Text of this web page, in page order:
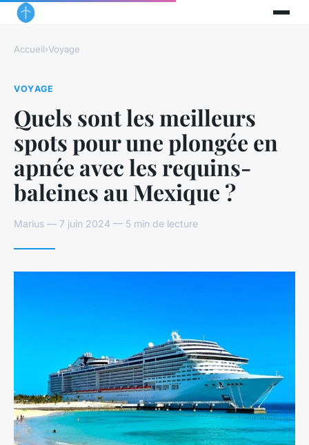
Accueil›Voyage
VOYAGE
Quels sont les meilleurs
spots pour une plongée en
apnée avec les requins-
baleines au Mexique ?
Marius — 7 juin 2024 — 5 min de lecture